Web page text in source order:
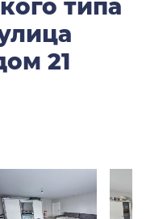
типа
21